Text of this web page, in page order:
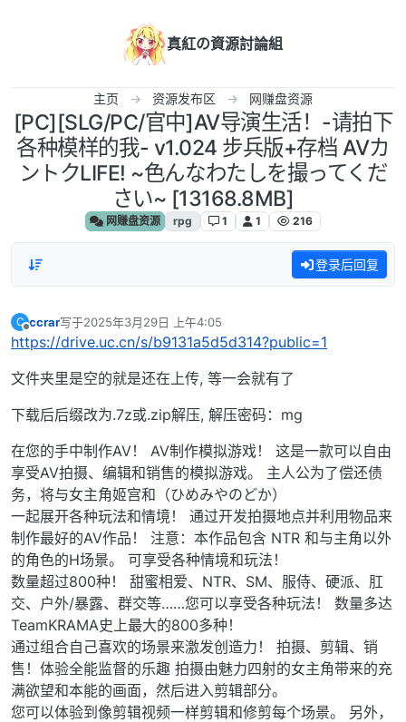
真紅の資源討論組
主页 资源发布区 网赚盘资源
[PC][SLG/PC/官中]AV导演生活！-请拍下
各种模样的我- v1.024 步兵版+存档 AVカ
ントクLIFE! ~色んなわたしを撮ってくだ
さい~ [13168.8MB]
网赚盘资源 rpg 1 1 216
登录后回复
C
离线
ccrar写于2025年3月29日 上午4:05
最后由 编辑
https://drive.uc.cn/s/b9131a5d5d314?public=1
文件夹里是空的就是还在上传, 等一会就有了
下载后后缀改为.7z或.zip解压, 解压密码：mg
在您的手中制作AV！ AV制作模拟游戏！ 这是一款可以自由
享受AV拍摄、编辑和销售的模拟游戏。 主人公为了偿还债
务，将与女主角姬宫和（ひめみやのどか）
一起展开各种玩法和情境！ 通过开发拍摄地点并利用物品来
制作最好的AV作品！ 注意：本作品包含 NTR 和与主角以外
的角色的H场景。 可享受各种情境和玩法！
数量超过800种！ 甜蜜相爱、NTR、SM、服侍、硬派、肛
交、户外/暴露、群交等……您可以享受各种玩法！ 数量多达
TeamKRAMA史上最大的800多种！
通过组合自己喜欢的场景来激发创造力！ 拍摄、剪辑、销
售！体验全能监督的乐趣 拍摄由魅力四射的女主角带来的充
满欲望和本能的画面，然后进入剪辑部分。
您可以体验到像剪辑视频一样剪辑和修剪每个场景。 另外，